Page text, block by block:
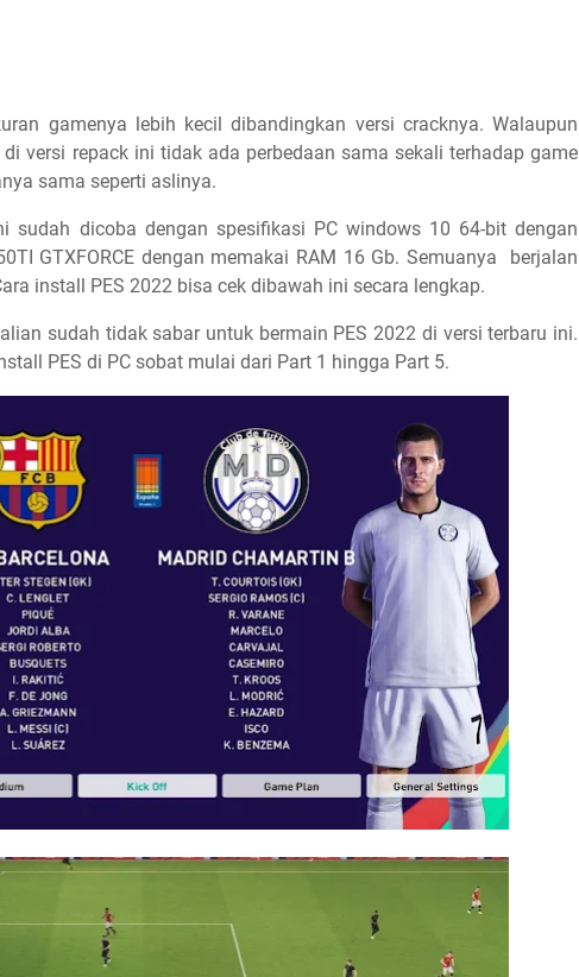
gamenya lebih kecil dibandingkan versi cracknya. Walaupun
versi repack ini tidak ada perbedaan sama sekali terhadap game
sama seperti aslinya.
sudah dicoba dengan spesifikasi PC windows 10 64-bit dengan
GTXFORCE dengan memakai RAM 16 Gb. Semuanya berjalan
install PES 2022 bisa cek dibawah ini secara lengkap.
sudah tidak sabar untuk bermain PES 2022 di versi terbaru ini.
PES di PC sobat mulai dari Part 1 hingga Part 5.